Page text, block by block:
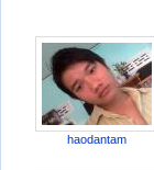
haodantam